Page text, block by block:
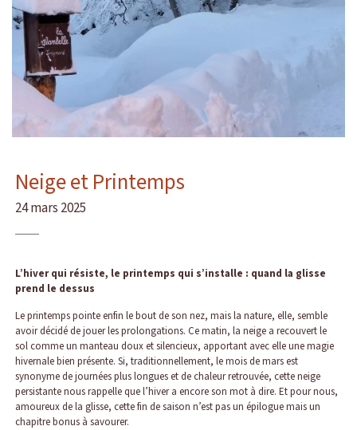
Neige et Printemps
24 mars 2025
L’hiver qui résiste, le printemps qui s’installe : quand la glisse
prend le dessus
Le printemps pointe enfin le bout de son nez, mais la nature, elle, semble
avoir décidé de jouer les prolongations. Ce matin, la neige a recouvert le
sol comme un manteau doux et silencieux, apportant avec elle une magie
hivernale bien présente. Si, traditionnellement, le mois de mars est
synonyme de journées plus longues et de chaleur retrouvée, cette neige
persistante nous rappelle que l’hiver a encore son mot à dire. Et pour nous,
amoureux de la glisse, cette fin de saison n’est pas un épilogue mais un
chapitre bonus à savourer.